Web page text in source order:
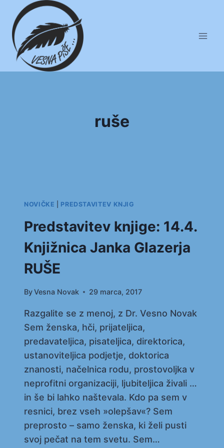
content
ruše
NOVIČKE PREDSTAVITEV KNJIG
Predstavitev knjige: 14.4.
Knjižnica Janka Glazerja
RUŠE
ByVesna Novak 29 marca, 2017
Razgalite se z menoj, z Dr. Vesno Novak
Sem ženska, hči, prijateljica,
predavateljica, pisateljica, direktorica,
ustanoviteljica podjetje, doktorica
znanosti, načelnica rodu, prostovoljka v
neprofitni organizaciji, ljubiteljica živali …
in še bi lahko naštevala. Kdo pa sem v
resnici, brez vseh »olepšav«? Sem
preprosto – samo ženska, ki želi pusti
svoj pečat na tem svetu. Sem…